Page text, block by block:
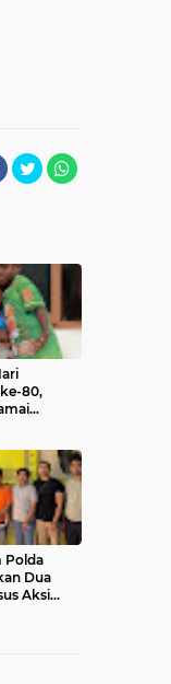
80,
Baksos
Polda
Dua
Aksi